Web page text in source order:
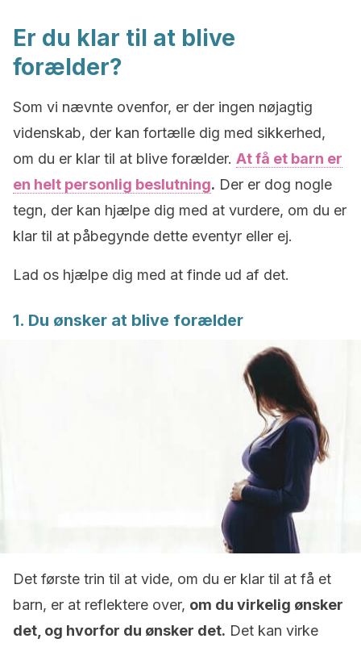
Er du klar til at blive
forælder?
Som vi nævnte ovenfor, er der ingen nøjagtig
videnskab, der kan fortælle dig med sikkerhed,
om du er klar til at blive forælder. At få et barn er
en helt personlig beslutning. Der er dog nogle
tegn, der kan hjælpe dig med at vurdere, om du er
klar til at påbegynde dette eventyr eller ej.
Lad os hjælpe dig med at finde ud af det.
1. Du ønsker at blive forælder
Det første trin til at vide, om du er klar til at få et
barn, er at reflektere over, om du virkelig ønsker
det, og hvorfor du ønsker det. Det kan virke